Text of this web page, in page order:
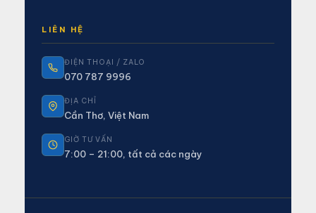
LIÊN HỆ
ĐIỆN THOẠI / ZALO
070 787 9996
ĐỊA CHỈ
Cần Thơ, Việt Nam
GIỜ TƯ VẤN
7:00 – 21:00, tất cả các ngày